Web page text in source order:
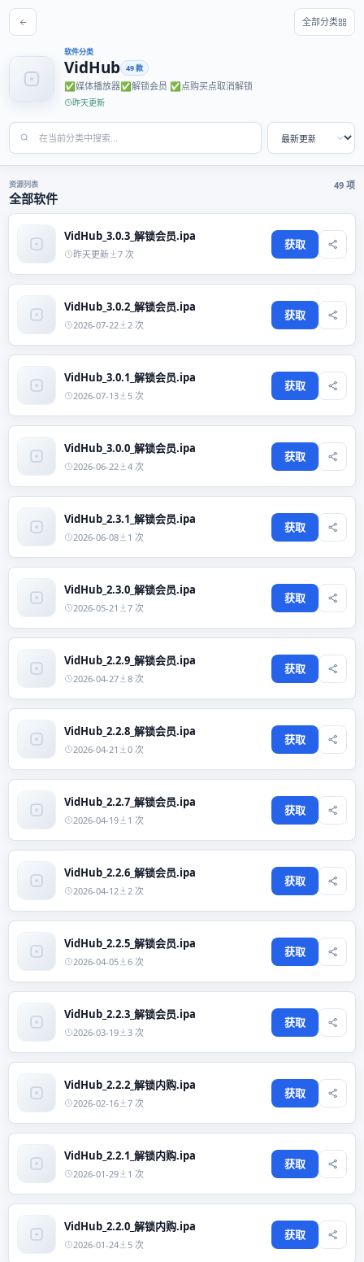
全部分类
软件分类
VidHub 49 款
✅媒体播放器✅解锁会员 ✅点购买点取消解锁
昨天更新
资源列表
全部软件
49 项
VidHub_3.0.3_解锁会员.ipa
昨天更新 7 次
获取
VidHub_3.0.2_解锁会员.ipa
2026-07-22 2 次
获取
VidHub_3.0.1_解锁会员.ipa
2026-07-13 5 次
获取
VidHub_3.0.0_解锁会员.ipa
2026-06-22 4 次
获取
VidHub_2.3.1_解锁会员.ipa
2026-06-08 1 次
获取
VidHub_2.3.0_解锁会员.ipa
2026-05-21 7 次
获取
VidHub_2.2.9_解锁会员.ipa
2026-04-27 8 次
获取
VidHub_2.2.8_解锁会员.ipa
2026-04-21 0 次
获取
VidHub_2.2.7_解锁会员.ipa
2026-04-19 1 次
获取
VidHub_2.2.6_解锁会员.ipa
2026-04-12 2 次
获取
VidHub_2.2.5_解锁会员.ipa
2026-04-05 6 次
获取
VidHub_2.2.3_解锁会员.ipa
2026-03-19 3 次
获取
VidHub_2.2.2_解锁内购.ipa
2026-02-16 7 次
获取
VidHub_2.2.1_解锁内购.ipa
2026-01-29 1 次
获取
VidHub_2.2.0_解锁内购.ipa
2026-01-24 5 次
获取